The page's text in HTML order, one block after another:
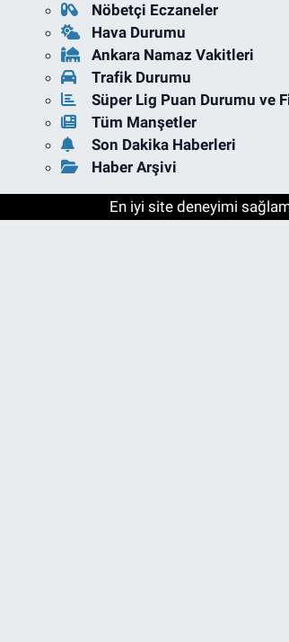
Nöbetçi Eczaneler
Hava Durumu
Ankara Namaz Vakitleri
Trafik Durumu
Süper Lig Puan Durumu ve
Tüm Manşetler
Son Dakika Haberleri
Haber Arşivi
En iyi site deneyimi